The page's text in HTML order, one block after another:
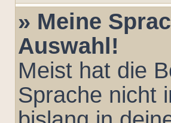
» Meine
Auswahl!
Meist hat die
Sprache nicht